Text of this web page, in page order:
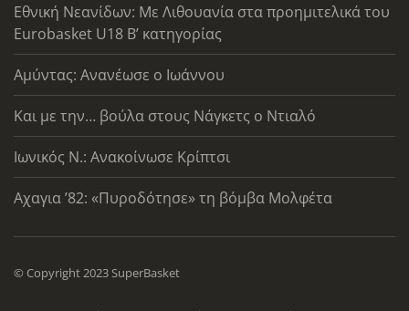
Εθνική Νεανίδων: Με Λιθουανία στα προημιτελικά του
Eurobasket U18 Β’ κατηγορίας
Αμύντας: Ανανέωσε ο Ιωάννου
Και με την… βούλα στους Νάγκετς ο Ντιαλό
Ιωνικός Ν.: Ανακοίνωσε Κρίπτσι
Αχαγια ’82: «Πυροδότησε» τη βόμβα Μολφέτα
© Copyright 2023 SuperBasket